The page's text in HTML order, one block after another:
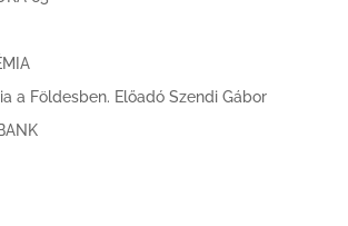
a Földesben. Előadó Szendi Gábor